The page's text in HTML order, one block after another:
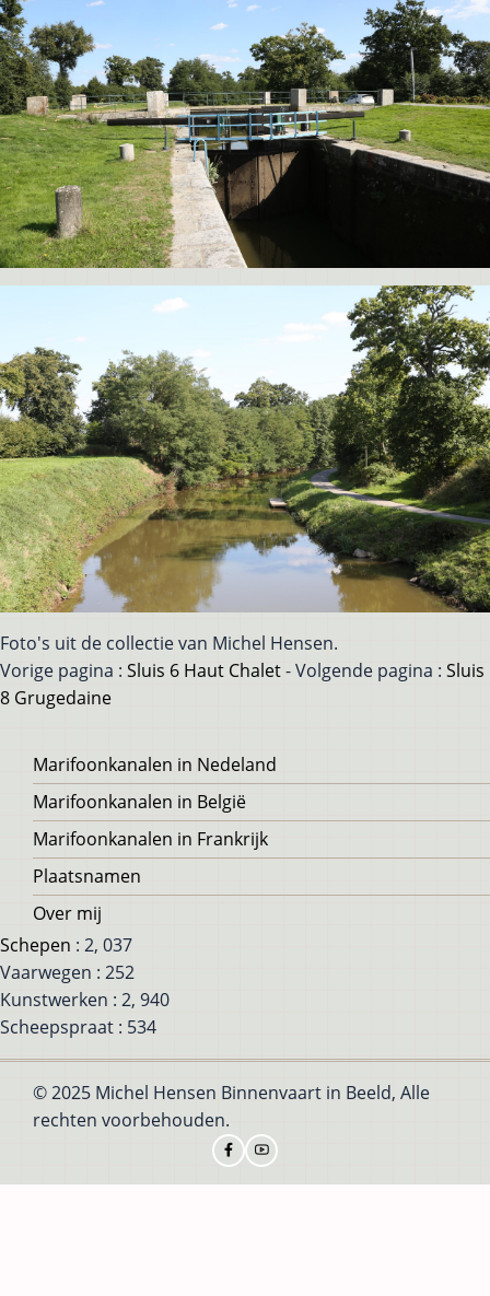
Foto's uit de collectie van Michel Hensen.
Vorige pagina : Sluis 6 Haut Chalet- Volgende pagina : Sluis
8 Grugedaine
Voet
Marifoonkanalen in Nedeland
Marifoonkanalen in België
Marifoonkanalen in Frankrijk
Plaatsnamen
Over mij
Schepen : 2, 037
Vaarwegen : 252
Kunstwerken : 2, 940
Scheepspraat : 534
© 2025 Michel Hensen Binnenvaart in Beeld, Alle
rechten voorbehouden.